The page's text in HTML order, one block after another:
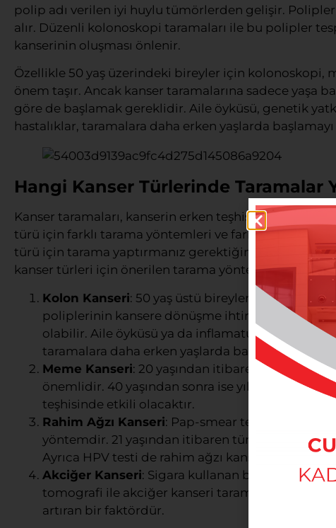
polip adı verilen iyi huylu tümörlerden gelişir.
alır. Düzenli kolonoskopi taramaları ile bu polipler
kanserinin oluşması önlenir.
Özellikle 50 yaş üzerindeki bireyler için
önem taşır. Ancak kanser taramalarına sadece yaşa
göre de başlamak gereklidir. Aile öyküsü, genetik
hastalıklar, taramalara daha erken yaşlarda
Hangi Kanser Türlerinde Taramalar
Kanser taramaları, kanserin erken teşhisi ve
türü için farklı tarama yöntemleri ve farklı yaş
türü için tarama yaptırmanız gerektiğini bilmek,
kanser türleri için önerilen tarama yöntemleri:
Kolon Kanseri: 50 yaş üstü bireylerin düzenli
poliplerinin kansere dönüşme ihtimali
olabilir. Aile öyküsü ya da inflamatuar bağırsak
taramalara daha erken yaşlarda başlanması
Meme Kanseri: 20 yaşından itibaren her
önemlidir. 40 yaşından sonra ise yılda bir
teşhisinde etkili olacaktır.
Rahim Ağzı Kanseri: Pap-smear testi, rahim
yöntemdir. 21 yaşından itibaren tüm kadınların
Ayrıca HPV testi de rahim ağzı kanseri riskini
Akciğer Kanseri: Sigara kullanan bireyler için
tomografi ile akciğer kanseri taraması önerilir.
artıran bir faktördür.